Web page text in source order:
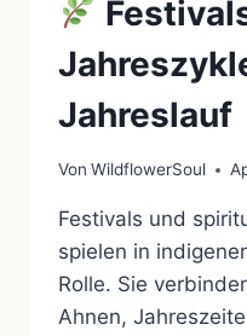
Jahreslauf
Von WildflowerSoul
Festivals und
spielen in
Rolle. Sie
Ahnen,